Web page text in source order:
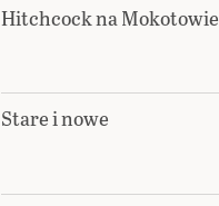
Hitchcock na Mokotowie
Stare i nowe